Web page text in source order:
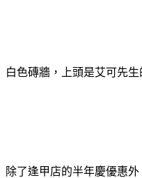
白色磚牆，上頭是艾可先
除了逢甲店的半年慶優惠外